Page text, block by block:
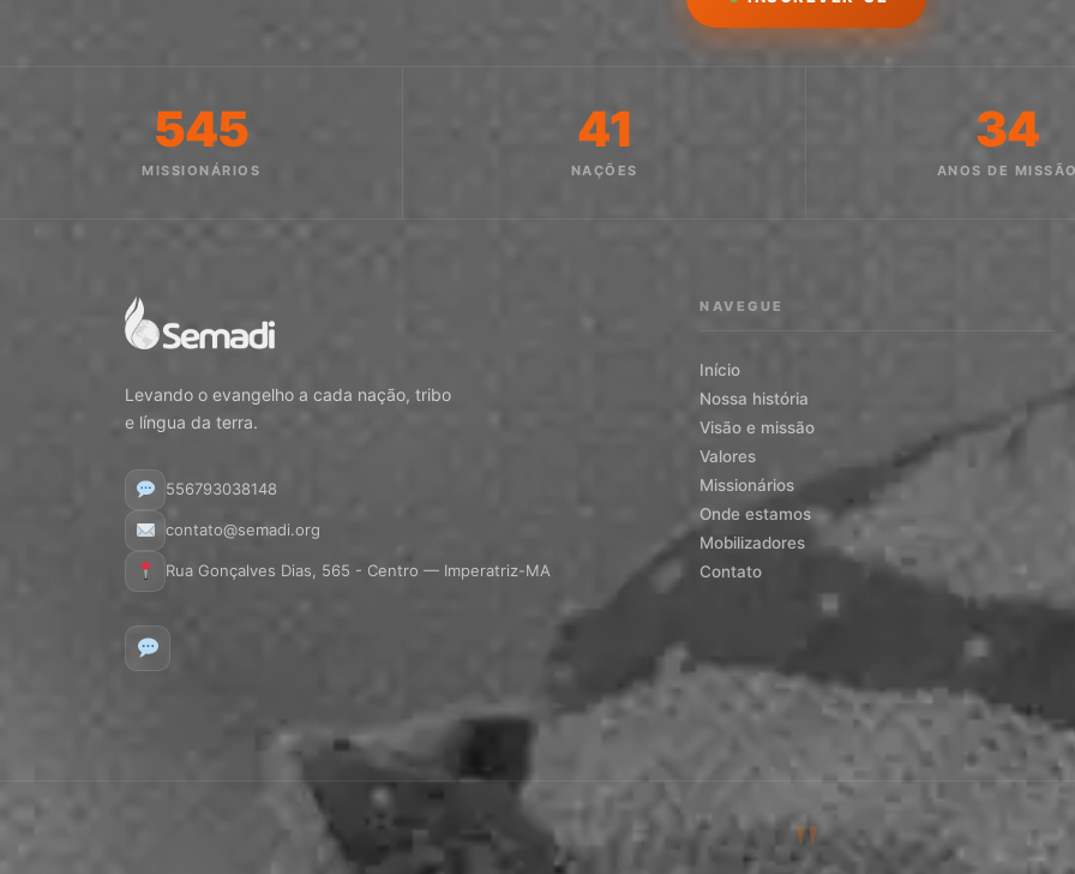
545
MISSIONÁRIOS
41
NAÇÕES
34
ANOS DE
Levando o evangelho a cada nação, tribo
e língua da terra.
556793038148
contato@semadi.org
Rua Gonçalves Dias, 565 - Centro — Imperatriz-MA
NAVEGUE
Início
Nossa história
Visão e missão
Valores
Missionários
Onde estamos
Mobilizadores
Contato
"